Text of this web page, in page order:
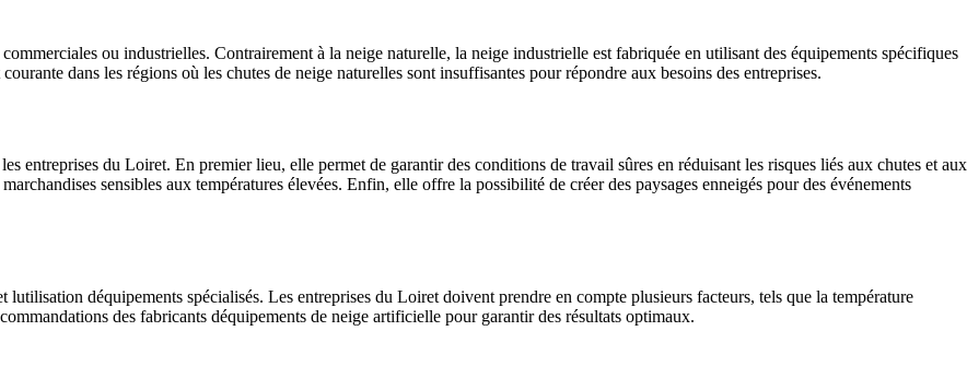
ou industrielles. Contrairement à la neige naturelle, la neige industrielle est fabriquée en utilisant des équipements spécifiques
dans les régions où les chutes de neige naturelles sont insuffisantes pour répondre aux besoins des entreprises.
entreprises du Loiret. En premier lieu, elle permet de garantir des conditions de travail sûres en réduisant les risques liés aux chutes et aux
sensibles aux températures élevées. Enfin, elle offre la possibilité de créer des paysages enneigés pour des événements
déquipements spécialisés. Les entreprises du Loiret doivent prendre en compte plusieurs facteurs, tels que la température
des fabricants déquipements de neige artificielle pour garantir des résultats optimaux.